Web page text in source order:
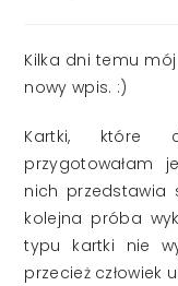
Kilka dni temu
nowy wpis. :)
Kartki, które
przygotowałam
nich przedstawia
kolejna próba
typu kartki nie
przecież człowiek